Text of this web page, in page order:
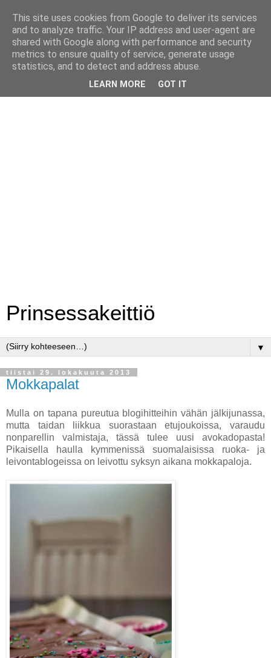
Prinsessakeittiö
▼
tiistai 29. lokakuuta 2013
Mokkapalat
Mulla on tapana pureutua blogihitteihin vähän jälkijunassa,
mutta taidan liikkua suorastaan etujoukoissa, varaudu
nonparellin valmistaja, tässä tulee uusi avokadopasta!
Pikaisella haulla kymmenissä suomalaisissa ruoka- ja
leivontablogeissa on leivottu syksyn aikana mokkapaloja.
This site uses cookies from Google to deliver its services
and to analyze traffic. Your IP address and user-agent are
shared with Google along with performance and security
metrics to ensure quality of service, generate usage
statistics, and to detect and address abuse.
LEARN MORE GOT IT